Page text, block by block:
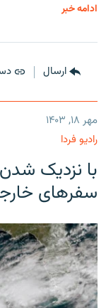
ادامه خبر
ارسال
مهر ۱۸, ۱۴۰۳
رادیو فردا
با نزدیک شدن
سفرهای